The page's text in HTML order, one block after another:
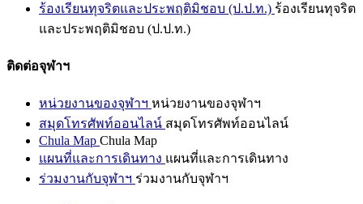
ร้องเรียนทุจริตและประพฤติมิชอบ (ป.ป.ท.) ร้องเรียนทุจริต
และประพฤติมิชอบ (ป.ป.ท.)
ติดต่อจุฬาฯ
หน่วยงานของจุฬาฯ หน่วยงานของจุฬาฯ
สมุดโทรศัพท์ออนไลน์ สมุดโทรศัพท์ออนไลน์
Chula Map Chula Map
แผนที่และการเดินทาง แผนที่และการเดินทาง
ร่วมงานกับจุฬาฯ ร่วมงานกับจุฬาฯ